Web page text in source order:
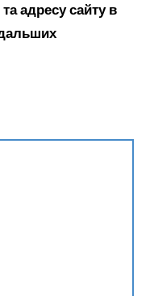
адресу сайту в